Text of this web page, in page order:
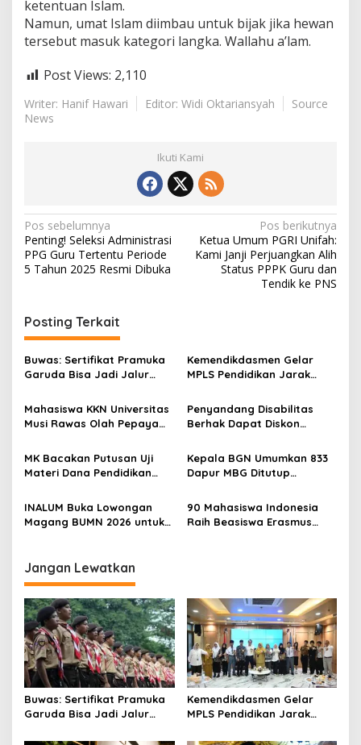
ketentuan Islam.
Namun, umat Islam diimbau untuk bijak jika hewan
tersebut masuk kategori langka. Wallahu a’lam.
Post Views: 2,110
Writer: Hanif Hawari Editor: Widi Oktariansyah
Source
News
Ikuti Kami
N
a
v
g
a
s
i
p
o
s
Pos sebelumnya
Penting! Seleksi Administrasi
PPG Guru Tertentu Periode
5 Tahun 2025 Resmi Dibuka
Pos berikutnya
Ketua Umum PGRI Unifah:
Kami Janji Perjuangkan Alih
Status PPPK Guru dan
Tendik ke PNS
Posting Terkait
Buwas: Sertifikat Pramuka
Garuda Bisa Jadi Jalur
dan Perguruan Tinggi
Kemendikdasmen Gelar
MPLS Pendidikan Jarak
Kemandirian Belajar
Mahasiswa KKN Universitas
Musi Rawas Olah Pepaya
Jual Tinggi, Dorong UMKM
Desa Air Satan
Penyandang Disabilitas
Berhak Dapat Diskon
Biaya Sekolah dan Kuliah
MK Bacakan Putusan Uji
Materi Dana Pendidikan
Kemendikdasmen Tunggu
Implikasi Putusan
Kepala BGN Umumkan 833
Dapur MBG Ditutup
Operasional
INALUM Buka Lowongan
Magang BUMN 2026 untuk
90 Mahasiswa Indonesia
Raih Beasiswa Erasmus
Jangan Lewatkan
Buwas: Sertifikat Pramuka
Garuda Bisa Jadi Jalur
dan Perguruan Tinggi
Kemendikdasmen Gelar
MPLS Pendidikan Jarak
Kemandirian Belajar